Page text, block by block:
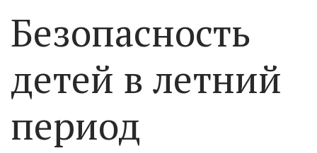
Безопасность
детей в летний
период